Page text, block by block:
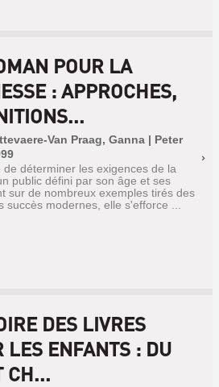
POUR LA
: APPROCHES,
Van Praag, Ganna | Peter
déterminer les exigences de la
public défini par son âge et ses
sur de nombreux exemples tirés des
succès modernes, elle s'efforce ...
DES LIVRES
LES ENFANTS : DU
CH...